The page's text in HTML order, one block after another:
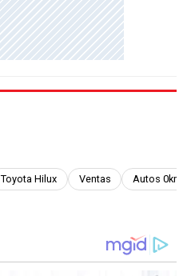
Toyota Hilux Ventas Autos 0km